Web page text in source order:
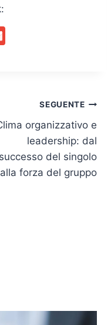
SEGUENTE
organizzativo e
leadership: dal
successo del singolo
alla forza del gruppo